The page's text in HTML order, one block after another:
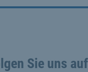
Sie uns